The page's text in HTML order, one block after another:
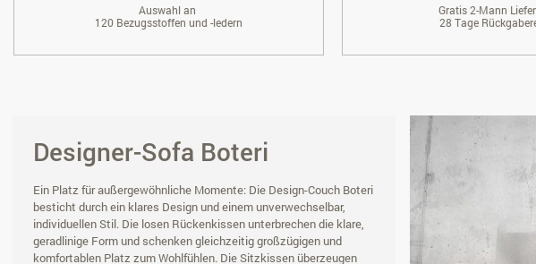
Auswahl an
120 Bezugsstoffen und -ledern
Gratis 2-Mann
28 Tage
Designer-Sofa Boteri
Ein Platz für außergewöhnliche Momente: Die Design-Couch Boteri
besticht durch ein klares Design und einem unverwechselbar,
individuellen Stil. Die losen Rückenkissen unterbrechen die klare,
geradlinige Form und schenken gleichzeitig großzügigen und
komfortablen Platz zum Wohlfühlen. Die Sitzkissen überzeugen